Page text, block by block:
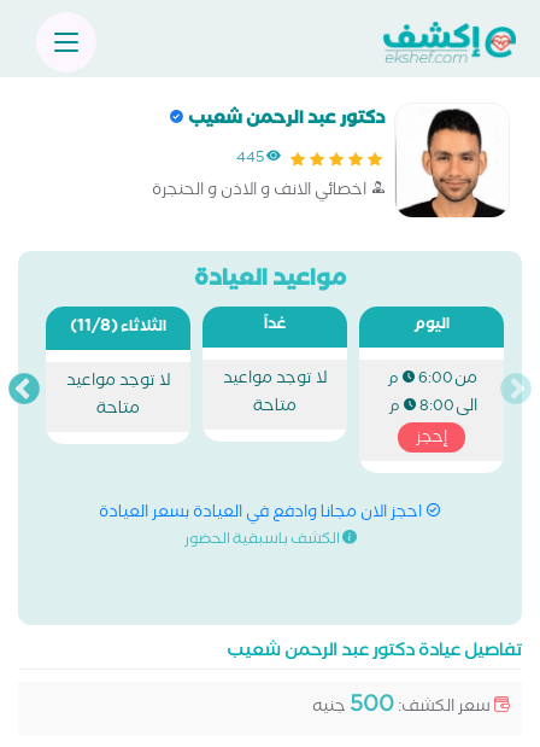
دكتور عبد الرحمن شعيب
445
اخصائي الانف و الاذن و الحنجرة
مواعيد العيادة
اليوم
من6:00 م
الى8:00 م
إحجز
غداً
لا توجد مواعيد
متاحة
الثلاثاء(11/8)
لا توجد مواعيد
متاحة
احجز الان مجانا وادفع في العيادة بسعر العيادة
الكشف باسبقية الحضور
تفاصيل عيادة دكتور عبد الرحمن شعيب
سعر الكشف:500 جنيه